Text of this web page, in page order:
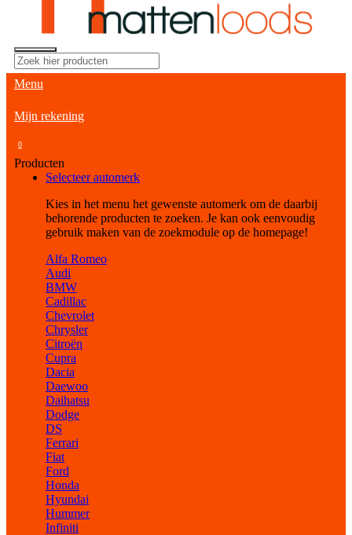
Menu
Mijn rekening
0
Producten
Selecteer automerk
Kies in het menu het gewenste automerk om de daarbij
behorende producten te zoeken. Je kan ook eenvoudig
gebruik maken van de zoekmodule op de homepage!
Alfa Romeo
Audi
BMW
Cadillac
Chevrolet
Chrysler
Citroën
Cupra
Dacia
Daewoo
Daihatsu
Dodge
DS
Ferrari
Fiat
Ford
Honda
Hyundai
Hummer
Infiniti